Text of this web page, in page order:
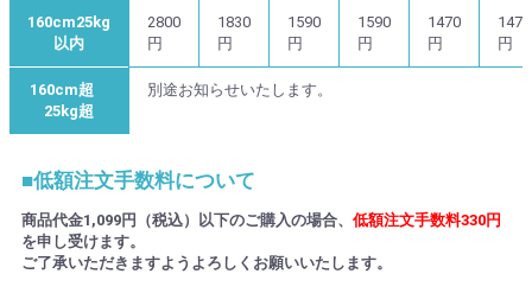
160cm25kg
以内
2800
円
1830
円
1590
円
1590
円
1470
円
1470
円
160cm超
25kg超
別途お知らせいたします。
■低額注文手数料について
商品代金1,099円（税込）以下のご購入の場合、 低額注文手数料330円
を申し受けます。
ご了承いただきますようよろしくお願いいたします。